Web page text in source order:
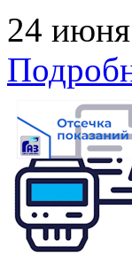
24